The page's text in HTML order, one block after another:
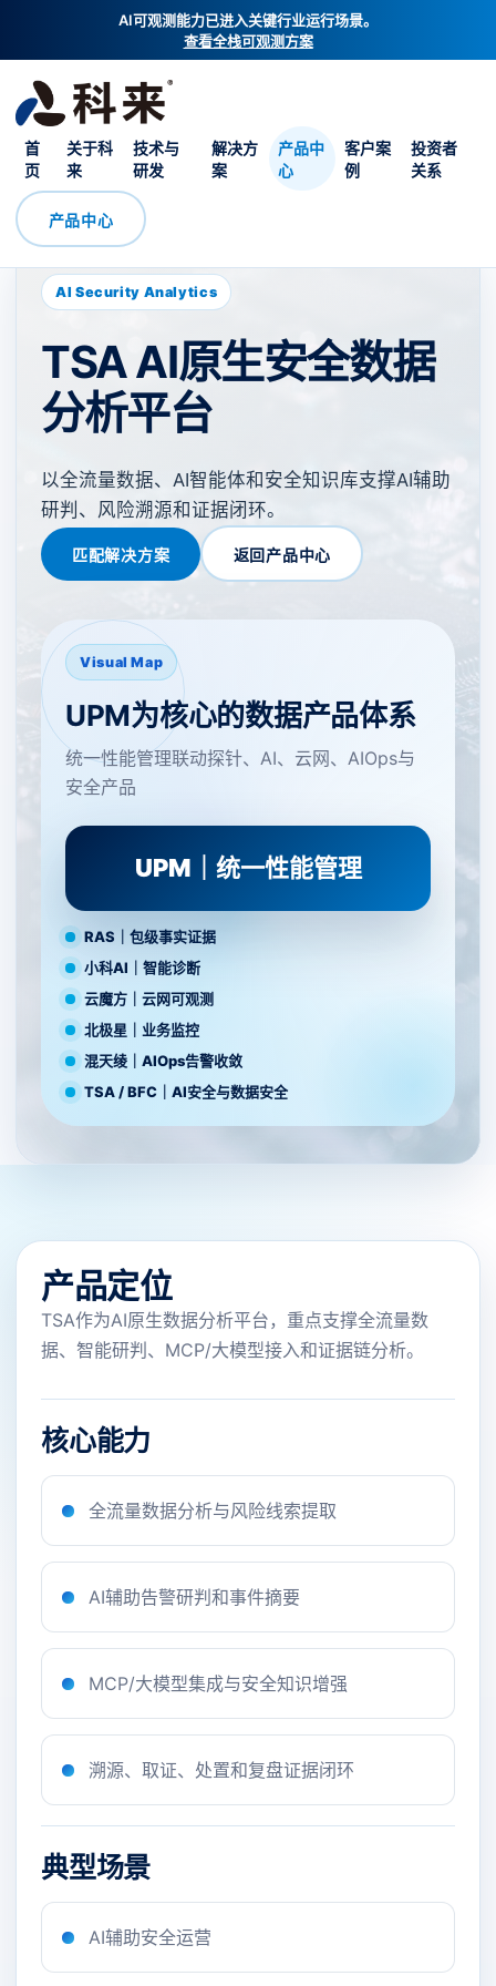
AI可观测能力已进入关键行业运行场景。
查看全栈可观测方案
首
页
关于科
来
技术与
研发
解决方
案
产品中
心
客户案
例
投资者
关系
产品中心
AI Security Analytics
TSA AI原生安全数据
分析平台
以全流量数据、AI智能体和安全知识库支撑AI辅助
研判、风险溯源和证据闭环。
匹配解决方案 返回产品中心
Visual Map
UPM为核心的数据产品体系
统一性能管理联动探针、AI、云网、AIOps与
安全产品
UPM｜统一性能管理
RAS｜包级事实证据
小科AI｜智能诊断
云魔方｜云网可观测
北极星｜业务监控
混天绫｜AIOps告警收敛
TSA / BFC｜AI安全与数据安全
产品定位
TSA作为AI原生数据分析平台，重点支撑全流量数
据、智能研判、MCP/大模型接入和证据链分析。
核心能力
全流量数据分析与风险线索提取
AI辅助告警研判和事件摘要
MCP/大模型集成与安全知识增强
溯源、取证、处置和复盘证据闭环
典型场景
AI辅助安全运营